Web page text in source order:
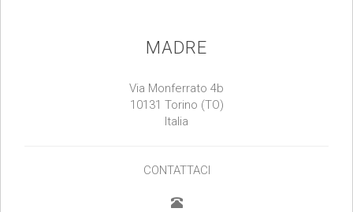
MADRE
Via Monferrato 4b
10131 Torino (TO)
Italia
CONTATTACI